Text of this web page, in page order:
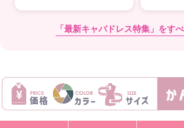
「最新キャバドレス特集」をす